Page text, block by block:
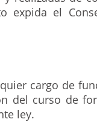
expida el
cargo de
del curso de
ley.